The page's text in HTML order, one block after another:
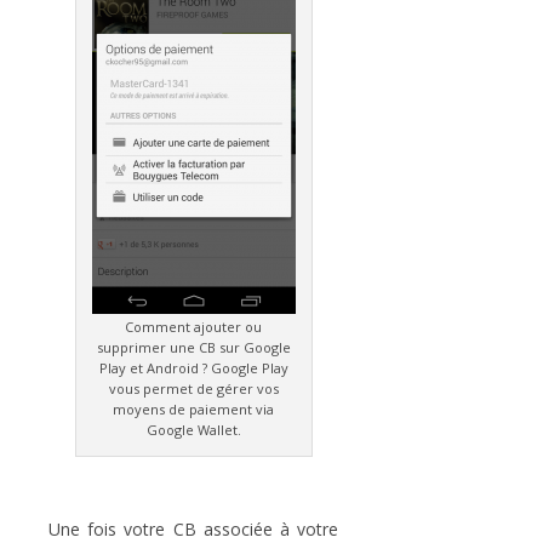
Comment ajouter ou
supprimer une CB sur Google
Play et Android ? Google Play
vous permet de gérer vos
moyens de paiement via
Google Wallet.
Une fois votre CB associée à votre